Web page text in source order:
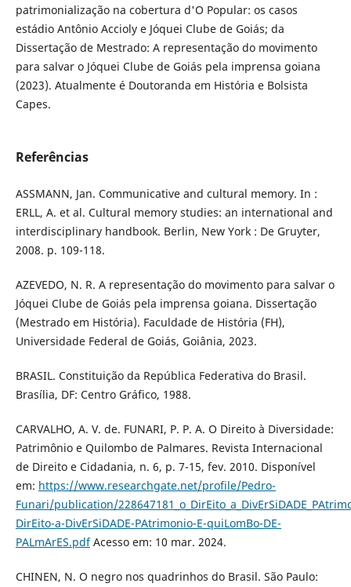
patrimonialização na cobertura d'O Popular: os casos
estádio Antônio Accioly e Jóquei Clube de Goiás; da
Dissertação de Mestrado: A representação do movimento
para salvar o Jóquei Clube de Goiás pela imprensa goiana
(2023). Atualmente é Doutoranda em História e Bolsista
Capes.
Referências
ASSMANN, Jan. Communicative and cultural memory. In :
ERLL, A. et al. Cultural memory studies: an international and
interdisciplinary handbook. Berlin, New York : De Gruyter,
2008. p. 109-118.
AZEVEDO, N. R. A representação do movimento para salvar o
Jóquei Clube de Goiás pela imprensa goiana. Dissertação
(Mestrado em História). Faculdade de História (FH),
Universidade Federal de Goiás, Goiânia, 2023.
BRASIL. Constituição da República Federativa do Brasil.
Brasília, DF: Centro Gráfico, 1988.
CARVALHO, A. V. de. FUNARI, P. P. A. O Direito à Diversidade:
Patrimônio e Quilombo de Palmares. Revista Internacional
de Direito e Cidadania, n. 6, p. 7-15, fev. 2010. Disponível
em: https://www.researchgate.net/profile/Pedro-
Funari/publication/
DirEito-a-DivErSiDADE-PAtrimonio-E-quiLomBo-DE-
PALmArES.pdfAcesso em: 10 mar. 2024.
CHINEN, N. O negro nos quadrinhos do Brasil. São Paulo: